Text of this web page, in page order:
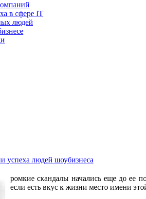
в сфере IT
людей
успеха людей шоубизнеса
ромкие скандалы начались еще до ее
если есть вкус к жизни место имени